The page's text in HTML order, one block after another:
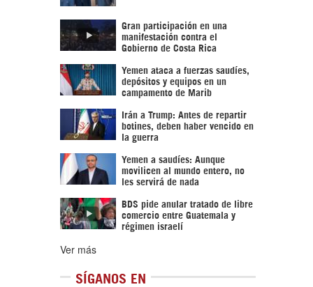
Gran participación en una
manifestación contra el
Gobierno de Costa Rica
Yemen ataca a fuerzas saudíes,
depósitos y equipos en un
campamento de Marib
Irán a Trump: Antes de repartir
botines, deben haber vencido en
la guerra
Yemen a saudíes: Aunque
movilicen al mundo entero, no
les servirá de nada
BDS pide anular tratado de libre
comercio entre Guatemala y
régimen israelí
Ver más
SÍGANOS EN